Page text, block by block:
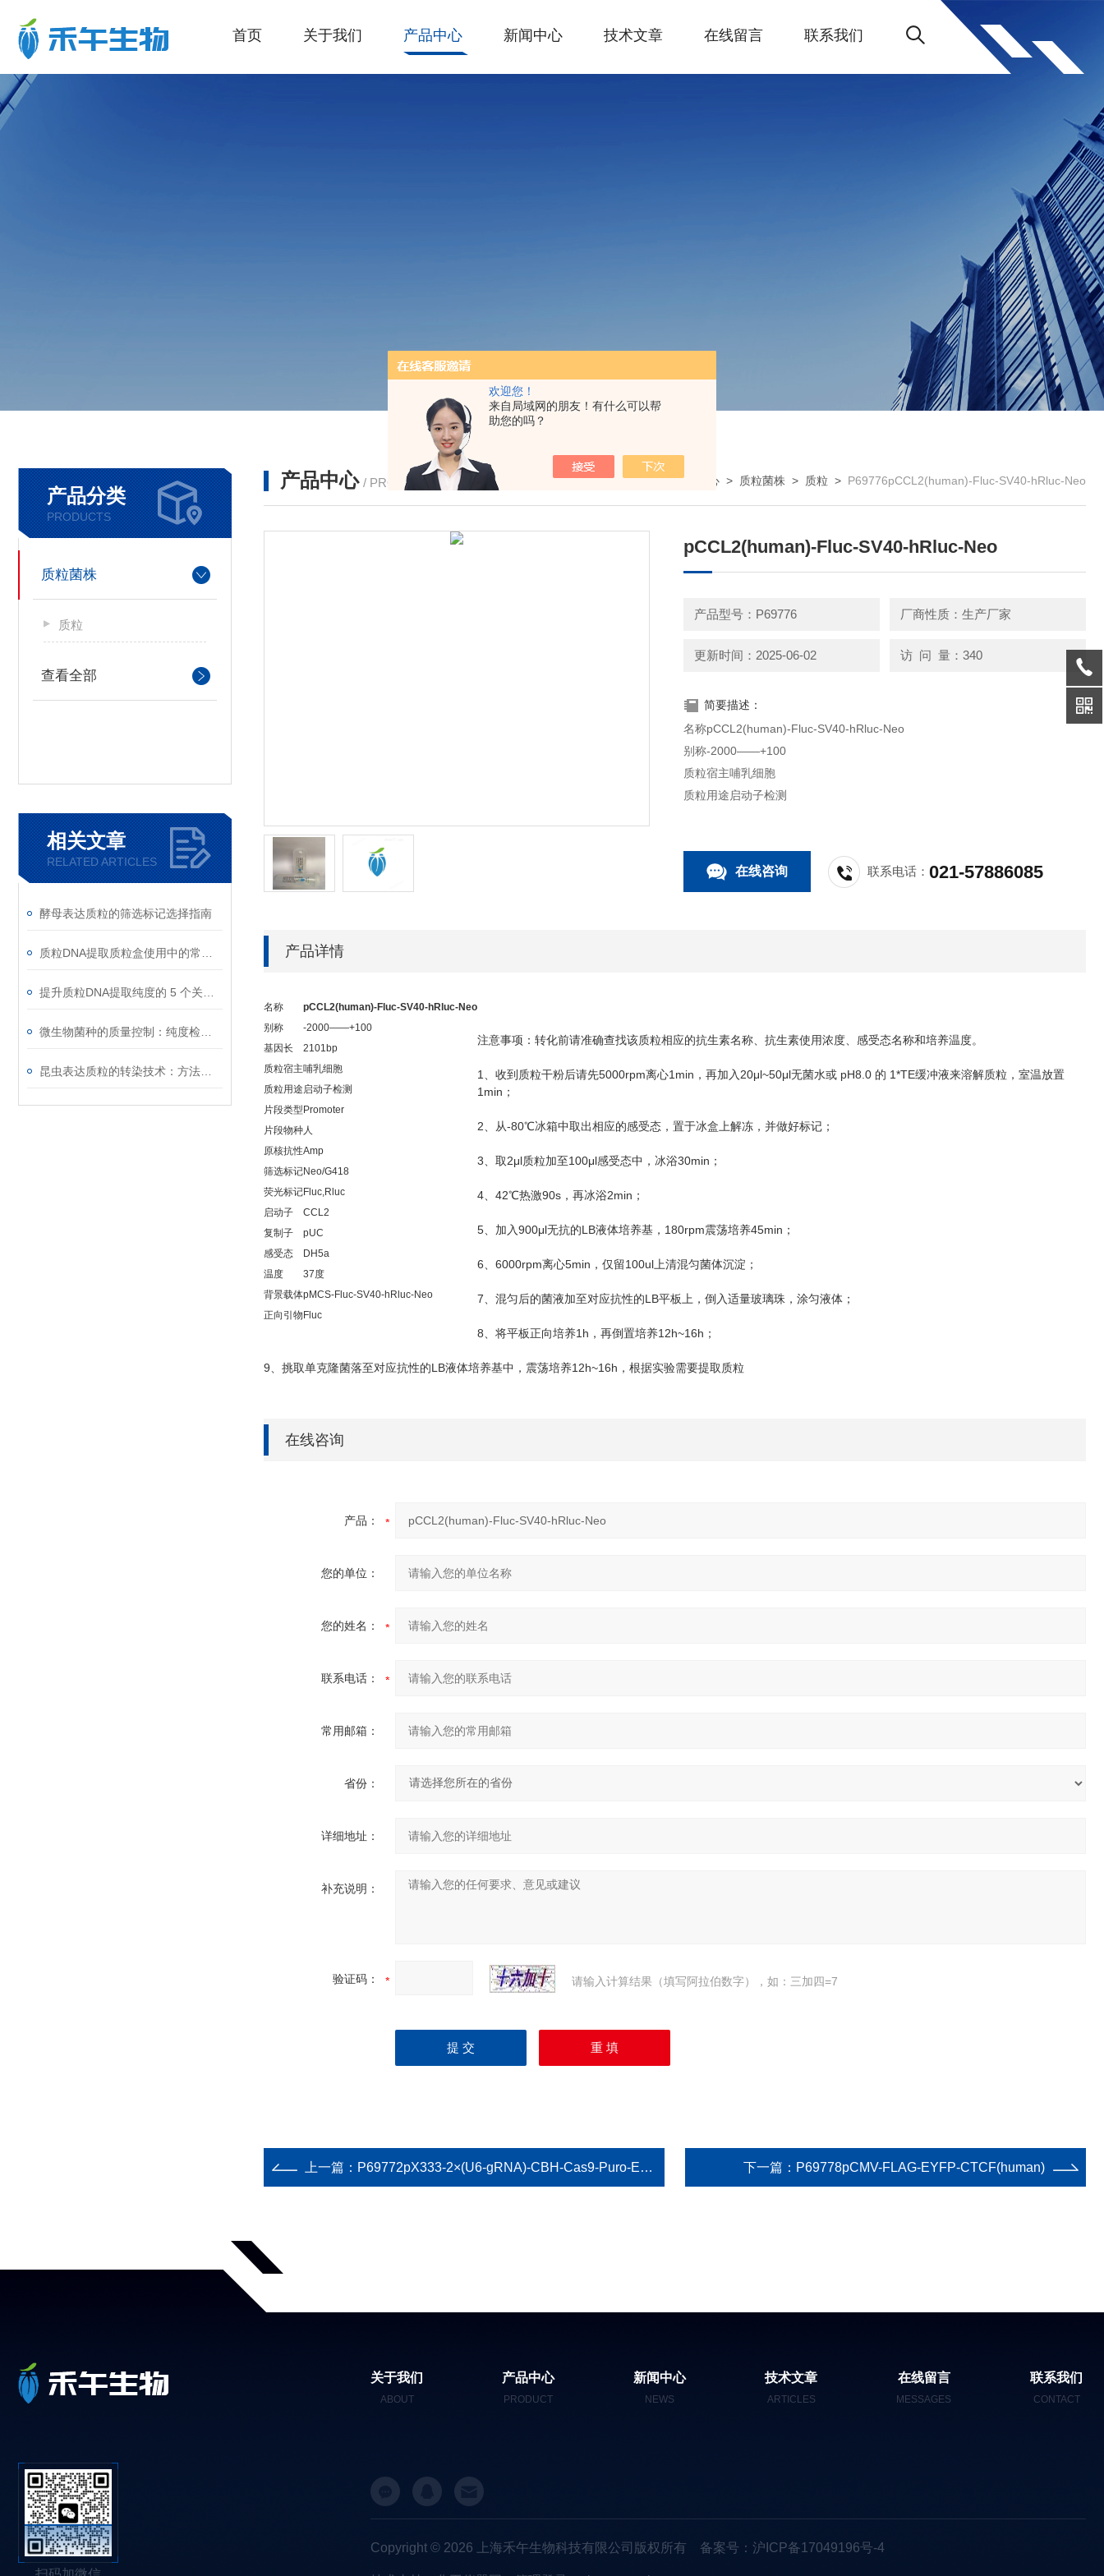
欢迎您！
来自局域网的朋友！有什么可以帮
助您的吗？
首页 关于我们 产品中心 新闻中心 技术文章 在线留言 联系我们
产品分类
PRODUCTS
质粒菌株
质粒
查看全部
相关文章
RELATED ARTICLES
酵母表达质粒的筛选标记选择指南
产品中心 / PRODUCTS 我的位置：首页>产品中心 > 质粒菌株 > 质粒 > P69776pCCL2(human)-Fluc-SV40-hRluc-Neo
pCCL2(human)-Fluc-SV40-hRluc-Neo
产品型号：P69776 厂商性质：生产厂家
更新时间：2025-06-02 访 问 量：340
简要描述：
名称pCCL2(human)-Fluc-SV40-hRluc-Neo
别称-2000——+100
质粒宿主哺乳细胞
质粒用途启动子检测
在线咨询 联系电话：021-57886085
产品详情
名称
pCCL2(human)-Fluc-SV40-hRluc-Neo
别称
-2000——+100
基因长
2101bp
质粒宿主哺乳细胞
质粒用途启动子检测
片段类型 Promoter
片段物种人
原核抗性Amp
筛选标记Neo/G418
荧光标记Fluc,Rluc
启动子
CCL2
复制子
pUC
感受态
DH5a
温度
37度
背景载体pMCS-Fluc-SV40-hRluc-Neo
正向引物 Fluc
注意事项：转化前请准确查找该质粒相应的抗生素名称、抗生素使用浓度、感受态名称和培养温度。
1 、收到质粒干粉后请先5000rpm离心1min ，再加入 20μl~50μl无菌水或 pH8.0 的 1*TE缓冲液来溶解质粒，室温放置
1min ；
2、从-80℃冰箱中取出相应的感受态，置于冰盒上解冻，并做好标记；
3、取 2μl质粒加至 100μl感受态中，冰浴30min ；
4、 42℃热激90s ，再冰浴2min ；
5、加入900μl无抗的LB液体培养基， 180rpm震荡培养45min ；
6、 6000rpm离心5min ，仅留100ul上清混匀菌体沉淀；
7、混匀后的菌液加至对应抗性的LB平板上，倒入适量玻璃珠，涂匀液体；
8、将平板正向培养1h ，再倒置培养12h~16h ；
9、挑取单克隆菌落至对应抗性的LB液体培养基中，震荡培养12h~16h ，根据实验需要提取质粒
在线咨询
产品：
您的单位：
您的姓名：
联系电话：
常用邮箱：
省份：
详细地址：
补充说明：
验证码： 请输入计算结果（填写阿拉伯数字），如：三加四=7
上一篇： P69772pX333-2×(U6-gRNA)-CBH-Cas9-Puro-EGFP 下一篇： P69778pCMV-FLAG-EYFP-CTCF(human)
关于我们
ABOUT
产品中心
PRODUCT
新闻中心
NEWS
技术文章
ARTICLES
在线留言
MESSAGES
联系我们
CONTACT
Copyright © 2026 上海禾午生物科技有限公司版权所有 备案号：沪ICP备17049196号-4